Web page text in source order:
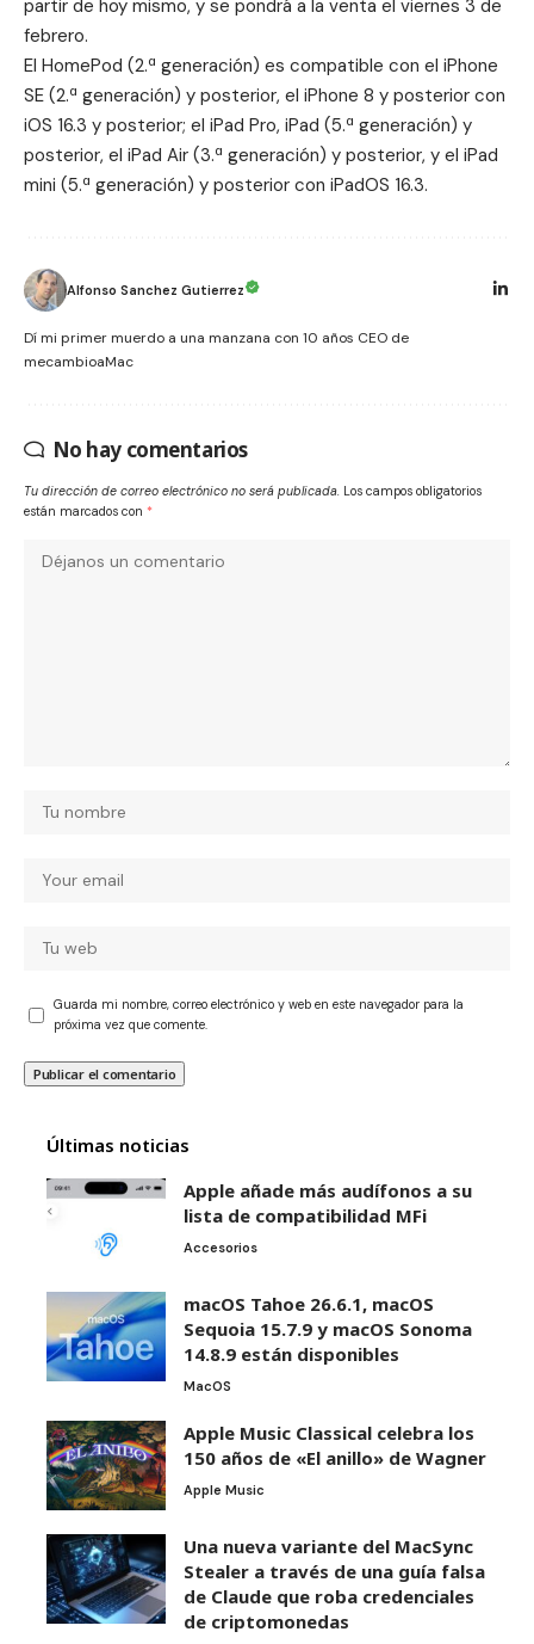
partir de hoy mismo, y se pondrá a la venta el viernes 3 de
febrero.
El HomePod (2.ª generación) es compatible con el iPhone
SE (2.ª generación) y posterior, el iPhone 8 y posterior con
iOS 16.3 y posterior; el iPad Pro, iPad (5.ª generación) y
posterior, el iPad Air (3.ª generación) y posterior, y el iPad
mini (5.ª generación) y posterior con iPadOS 16.3.
Alfonso Sanchez Gutierrez
Dí mi primer muerdo a una manzana con 10 años CEO de
mecambioaMac
No hay comentarios
Tu dirección de correo electrónico no será publicada. Los campos obligatorios
están marcados con *
Guarda mi nombre, correo electrónico y web en este navegador para la
próxima vez que comente.
Últimas noticias
Apple añade más audífonos a su
lista de compatibilidad MFi
Accesorios
macOS Tahoe 26.6.1, macOS
Sequoia 15.7.9 y macOS Sonoma
14.8.9 están disponibles
MacOS
Apple Music Classical celebra los
150 años de «El anillo» de Wagner
Apple Music
Una nueva variante del MacSync
Stealer a través de una guía falsa
de Claude que roba credenciales
de criptomonedas